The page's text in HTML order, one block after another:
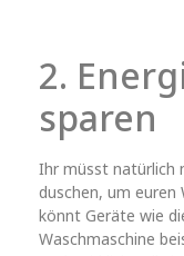
2.
sparen
Ihr müsst natürlich
duschen, um euren
könnt Geräte wie
Waschmaschine